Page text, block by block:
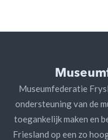
Museumfederatie
ondersteuning van de
toegankelijk maken en
Friesland op een zo